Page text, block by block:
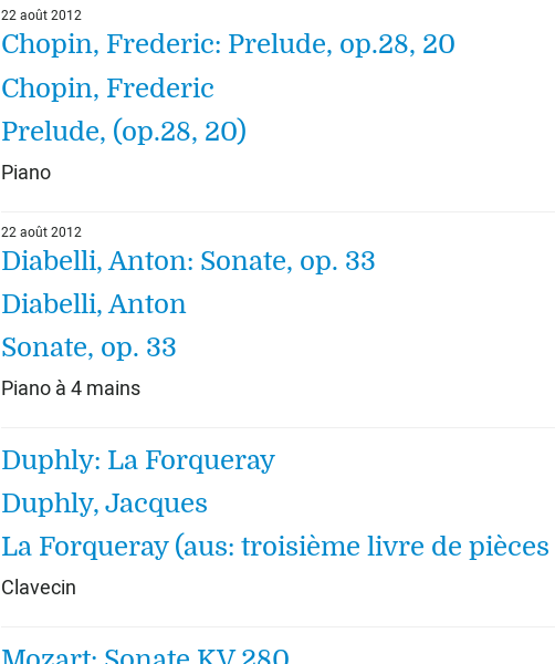
22 août 2012
Chopin, Frederic: Prelude, op.28, 20
Chopin, Frederic
Prelude, (op.28, 20)
Piano
22 août 2012
Diabelli, Anton: Sonate, op. 33
Diabelli, Anton
Sonate, op. 33
Piano à 4 mains
Duphly: La Forqueray
Duphly, Jacques
La Forqueray (aus: troisième livre de
Clavecin